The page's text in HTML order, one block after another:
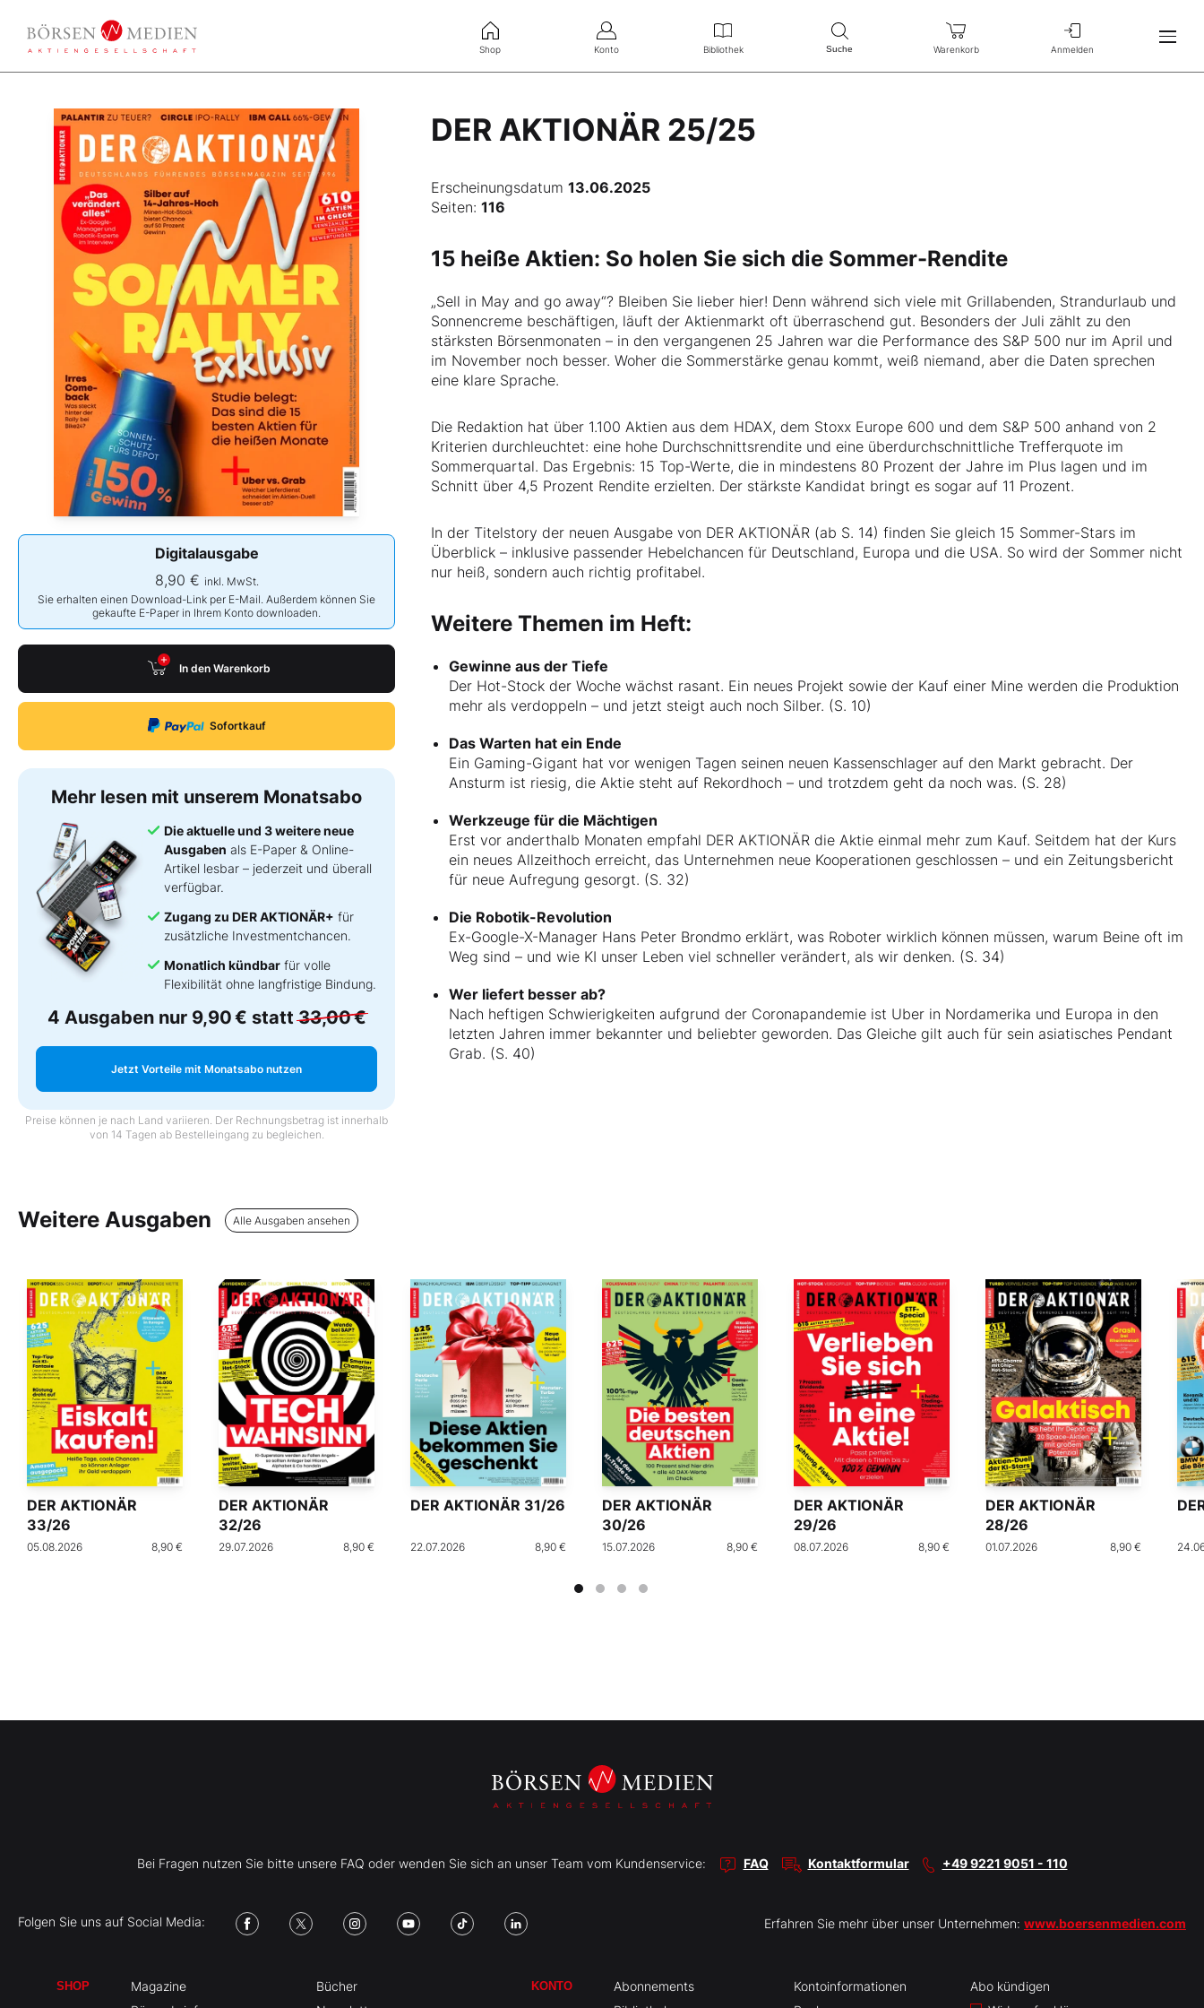
Shop Konto Bibliothek Suche Warenkorb Anmelden
DER AKTIONÄR 25/25
Erscheinungsdatum13.06.2025
Digitalausgabe
8,90 € inkl. MwSt.
Sie erhalten einen Download-Link per E-Mail. Außerdem können Sie
gekaufte E-Paper in Ihrem Konto downloaden.
In den Warenkorb
Sofortkauf
Mehr lesen mit unserem Monatsabo
Die aktuelle und 3 weitere neue
Ausgaben als E-Paper & Online-
Artikel lesbar – jederzeit und überall
verfügbar.
Zugang zu DER AKTIONÄR+ für
zusätzliche Investmentchancen.
Monatlich kündbar für volle
Flexibilität ohne langfristige Bindung.
4 Ausgaben nur 9,90 € statt33,00 €
Jetzt Vorteile mit Monatsabo nutzen
Preise können je nach Land variieren. Der Rechnungsbetrag ist innerhalb
von 14 Tagen ab Bestelleingang zu begleichen.
Seiten:116
15 heiße Aktien: So holen Sie sich die Sommer-Rendite
„Sell in May and go away“? Bleiben Sie lieber hier! Denn während sich viele mit Grillabenden, Strandurlaub und
Sonnencreme beschäftigen, läuft der Aktienmarkt oft überraschend gut. Besonders der Juli zählt zu den
stärksten Börsenmonaten – in den vergangenen 25 Jahren war die Performance des S&P 500 nur im April und
im November noch besser. Woher die Sommerstärke genau kommt, weiß niemand, aber die Daten sprechen
eine klare Sprache.
Die Redaktion hat über 1.100 Aktien aus dem HDAX, dem Stoxx Europe 600 und dem S&P 500 anhand von 2
Kriterien durchleuchtet: eine hohe Durchschnittsrendite und eine überdurchschnittliche Trefferquote im
Sommerquartal. Das Ergebnis: 15 Top-Werte, die in mindestens 80 Prozent der Jahre im Plus lagen und im
Schnitt über 4,5 Prozent Rendite erzielten. Der stärkste Kandidat bringt es sogar auf 11 Prozent.
In der Titelstory der neuen Ausgabe von DER AKTIONÄR (ab S. 14) finden Sie gleich 15 Sommer-Stars im
Überblick – inklusive passender Hebelchancen für Deutschland, Europa und die USA. So wird der Sommer nicht
nur heiß, sondern auch richtig profitabel.
Weitere Themen im Heft:
Gewinne aus der Tiefe
Der Hot-Stock der Woche wächst rasant. Ein neues Projekt sowie der Kauf einer Mine werden die Produktion
mehr als verdoppeln – und jetzt steigt auch noch Silber. (S. 10)
Das Warten hat ein Ende
Ein Gaming-Gigant hat vor wenigen Tagen seinen neuen Kassenschlager auf den Markt gebracht. Der
Ansturm ist riesig, die Aktie steht auf Rekordhoch – und trotzdem geht da noch was. (S. 28)
Werkzeuge für die Mächtigen
Erst vor anderthalb Monaten empfahl DER AKTIONÄR die Aktie einmal mehr zum Kauf. Seitdem hat der Kurs
ein neues Allzeithoch erreicht, das Unternehmen neue Kooperationen geschlossen – und ein Zeitungsbericht
für neue Aufregung gesorgt. (S. 32)
Die Robotik-Revolution
Ex-Google-X-Manager Hans Peter Brondmo erklärt, was Roboter wirklich können müssen, warum Beine oft im
Weg sind – und wie KI unser Leben viel schneller verändert, als wir denken. (S. 34)
Wer liefert besser ab?
Nach heftigen Schwierigkeiten aufgrund der Coronapandemie ist Uber in Nordamerika und Europa in den
letzten Jahren immer bekannter und beliebter geworden. Das Gleiche gilt auch für sein asiatisches Pendant
Grab. (S. 40)
Weitere Ausgaben Alle Ausgaben ansehen
DER AKTIONÄR
33/26
05.08.2026 8,90 €
DER AKTIONÄR
32/26
29.07.2026 8,90 €
DER AKTIONÄR 31/26
22.07.2026 8,90 €
DER AKTIONÄR
30/26
15.07.2026 8,90 €
DER AKTIONÄR
29/26
08.07.2026 8,90 €
DER AKTIONÄR
28/26
01.07.2026 8,90 €
Bei Fragen nutzen Sie bitte unsere FAQ oder wenden Sie sich an unser Team vom Kundenservice: FAQ Kontaktformular +49 9221 9051 - 110
Folgen Sie uns auf Social Media: Erfahren Sie mehr über unser Unternehmen: www.boersenmedien.com
SHOP
Magazine
Bücher
KONTO
Abonnements
Kontoinformationen
Abo kündigen